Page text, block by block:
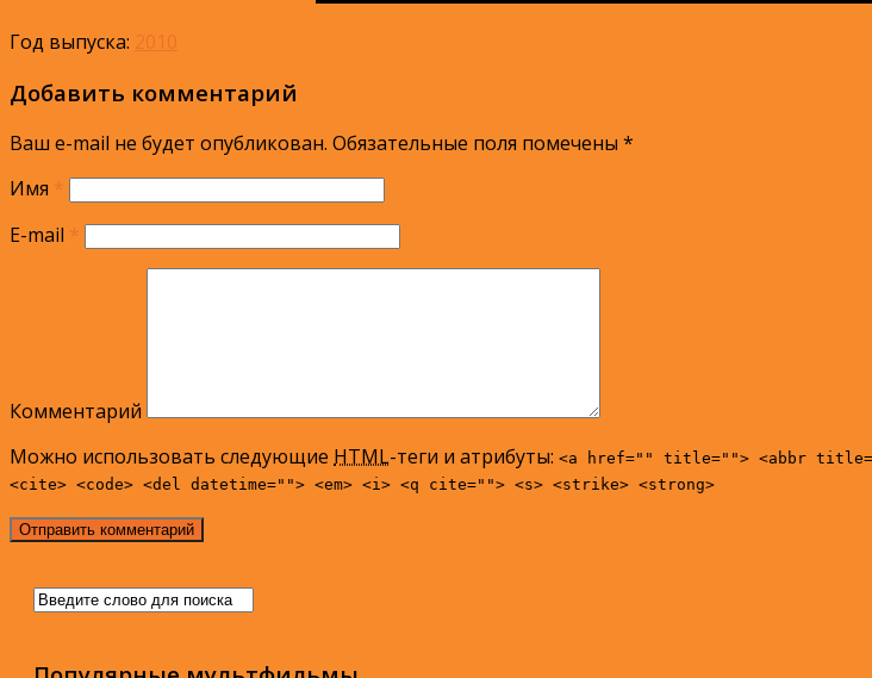
Год выпуска: 2010
Добавить комментарий
Ваш e-mail не будет опубликован. Обязательные поля помечены *
Имя *
E-mail *
Комментарий
Можно использовать следующие HTML-теги и атрибуты: <a href="" title=""> <abbr
<cite> <code> <del datetime=""> <em> <i> <q cite=""> <s> <strike> <strong>